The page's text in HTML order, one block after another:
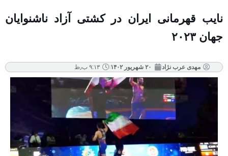
نایب قهرمانی ایران در کشتی آزاد ناشنوایان
جهان ۲۰۲۳
مهدی عرب نژاد ۲۰ شهریور ۱۴۰۲ ۹:۱۳ ب٫ظ